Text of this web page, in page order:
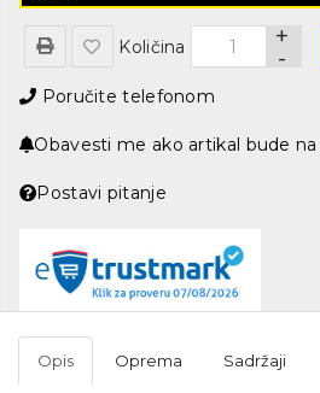
Količina -
+
Poručite telefonom
Obavesti me ako artikal bude na
Postavi pitanje
Opis Oprema Sadržaji